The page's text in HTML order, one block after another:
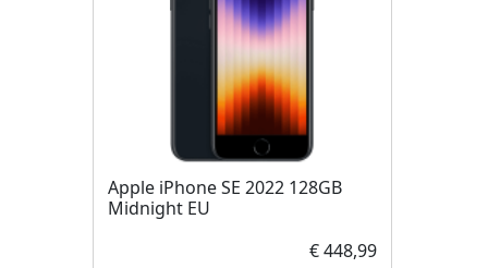
Apple iPhone SE 2022 128GB
Midnight EU
€ 448,99